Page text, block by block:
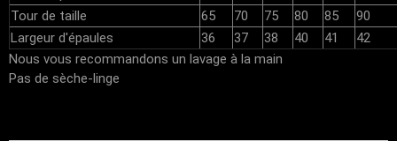
Tour de taille
65 70 75 80 85
90
Largeur d'épaules
36 37 38 40 41
42
Nous vous recommandons un lavage à la main
Pas de sèche-linge